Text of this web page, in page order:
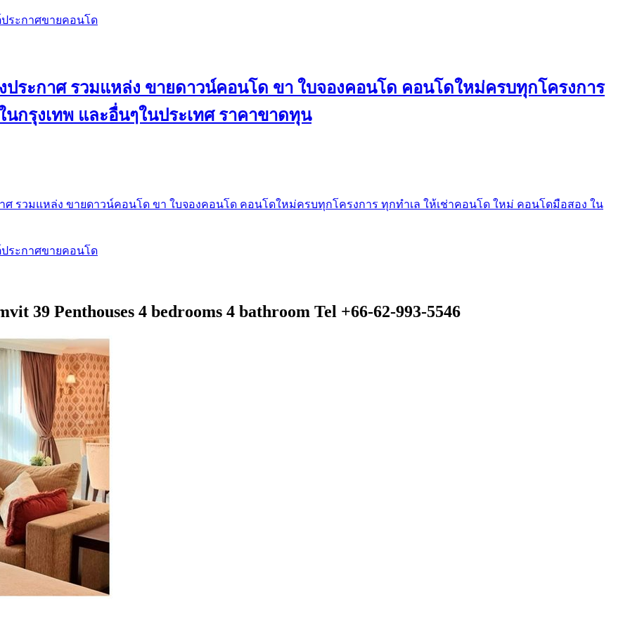
ระกาศขายคอนโด
ประกาศ รวมแหล่ง ขายดาวน์คอนโด ขา ใบจองคอนโด คอนโดใหม่ครบทุกโครงการ
กรุงเทพ และอื่นๆในประเทศ ราคาขาดทุน
ศ รวมแหล่ง ขายดาวน์คอนโด ขา ใบจองคอนโด คอนโดใหม่ครบทุกโครงการ ทุกทำเล ให้เช่าคอนโด ใหม่ คอนโดมือสอง ใน
ระกาศขายคอนโด
39 Penthouses 4 bedrooms 4 bathroom Tel +66-62-993-5546